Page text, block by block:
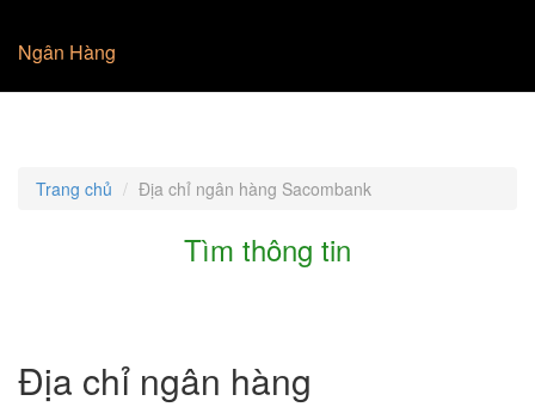
Ngân Hàng
Trang chủ Địa chỉ ngân hàng Sacombank
Tìm thông tin
Địa chỉ ngân hàng